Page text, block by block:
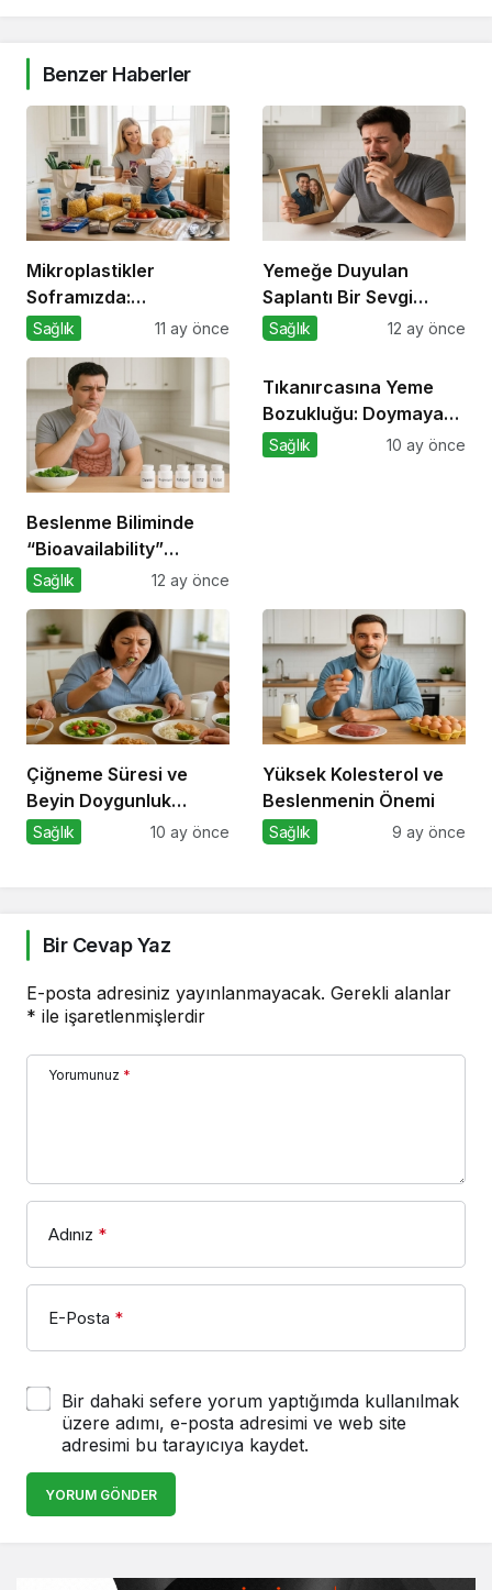
Benzer Haberler
Mikroplastikler
Soframızda:
Gıdalardan Bedenimize
Sağlık 11 ay önce
Yemeğe Duyulan
Saplantı Bir Sevgi
İhtiyacıdır
Sağlık 12 ay önce
Beslenme Biliminde
“Bioavailability”
Kavramı: Hangi Besin
Sağlık 12 ay önce
Tıkanırcasına Yeme
Bozukluğu: Doymayan
Duygular
Sağlık 10 ay önce
Çiğneme Süresi ve
Beyin Doygunluk
Sinyalleri
Sağlık 10 ay önce
Yüksek Kolesterol ve
Beslenmenin Önemi
Sağlık 9 ay önce
Bir Cevap Yaz
E-posta adresiniz yayınlanmayacak. Gerekli alanlar
* ile işaretlenmişlerdir
Yorumunuz *
Adınız *
E-Posta *
Bir dahaki sefere yorum yaptığımda kullanılmak
üzere adımı, e-posta adresimi ve web site
adresimi bu tarayıcıya kaydet.
YORUM GÖNDER